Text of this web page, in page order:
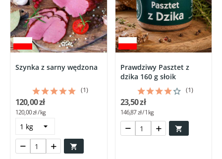
Szynka z sarny wędzona
(1)

120,00 zł
120,00 zł / kg
Prawdziwy Pasztet z
dzika 160 g słoik
(1)

23,50 zł
146,87 zł / 1kg